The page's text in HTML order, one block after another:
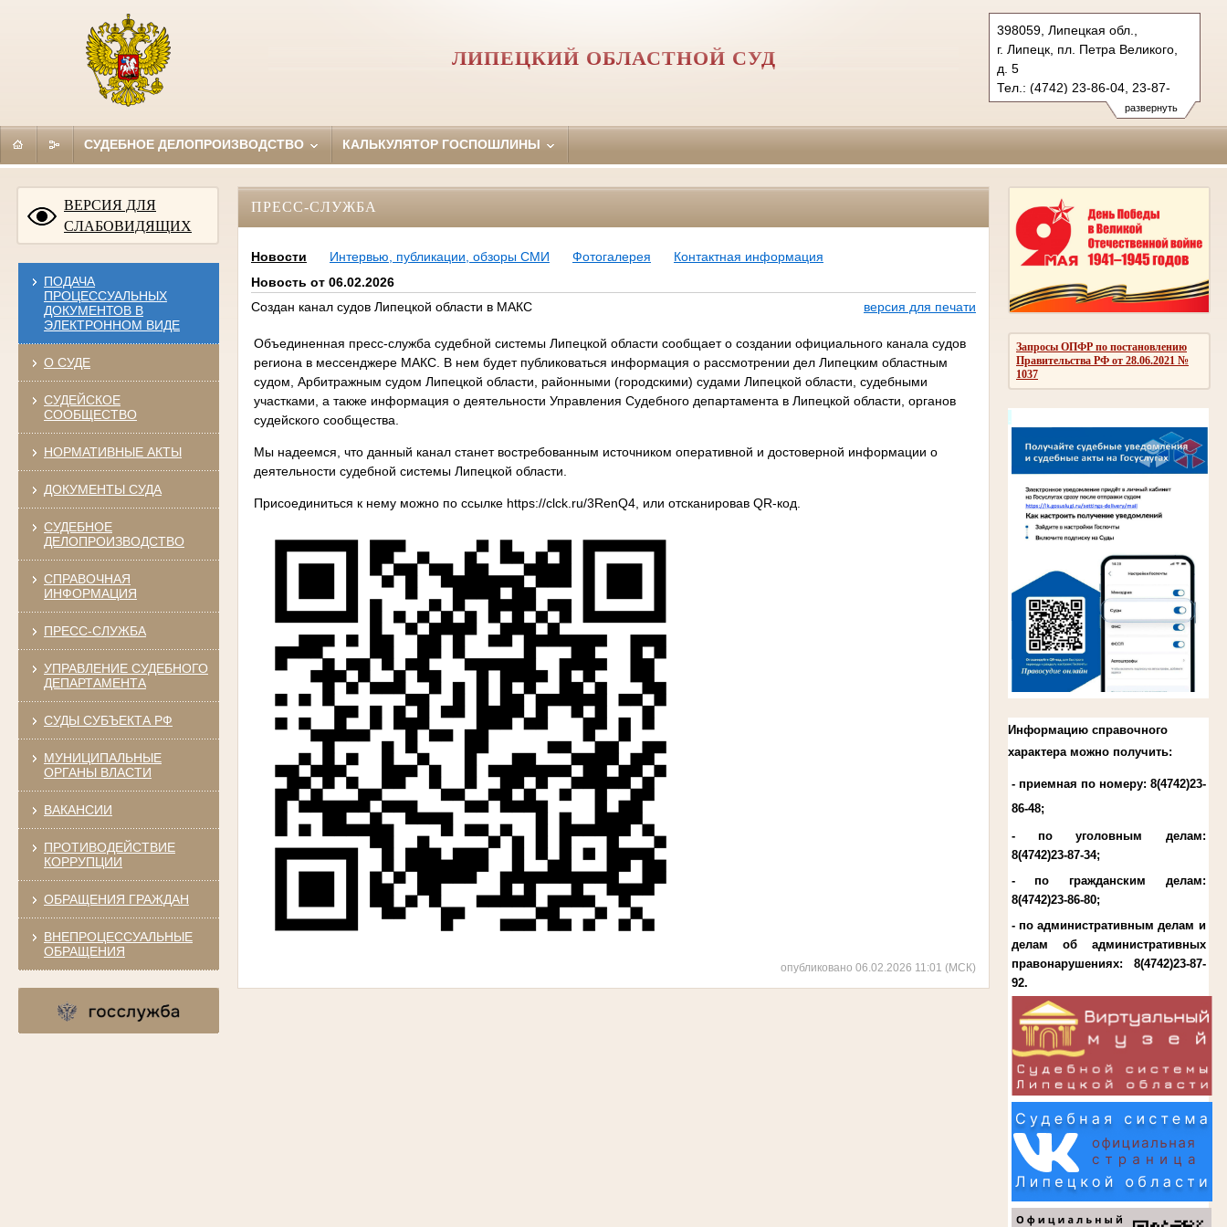
развернуть
398059, Липецкая обл.,
г. Липецк, пл. Петра Великого,
д. 5
Тел.: (4742) 23-86-04, 23-87-
21 (ф.)
oblsud.lpk@sudrf.ru
ЛИПЕЦКИЙ ОБЛАСТНОЙ СУД
СУДЕБНОЕ ДЕЛОПРОИЗВОДСТВО КАЛЬКУЛЯТОР ГОСПОШЛИНЫ
ВЕРСИЯ ДЛЯ
СЛАБОВИДЯЩИХ
ПОДАЧА
ПРОЦЕССУАЛЬНЫХ
ДОКУМЕНТОВ В
ЭЛЕКТРОННОМ ВИДЕ
О СУДЕ
СУДЕЙСКОЕ
СООБЩЕСТВО
НОРМАТИВНЫЕ АКТЫ
ДОКУМЕНТЫ СУДА
СУДЕБНОЕ
ДЕЛОПРОИЗВОДСТВО
СПРАВОЧНАЯ
ИНФОРМАЦИЯ
ПРЕСС-СЛУЖБА
УПРАВЛЕНИЕ СУДЕБНОГО
ДЕПАРТАМЕНТА
СУДЫ СУБЪЕКТА РФ
МУНИЦИПАЛЬНЫЕ
ОРГАНЫ ВЛАСТИ
ВАКАНСИИ
ПРОТИВОДЕЙСТВИЕ
КОРРУПЦИИ
ОБРАЩЕНИЯ ГРАЖДАН
ВНЕПРОЦЕССУАЛЬНЫЕ
ОБРАЩЕНИЯ
Запросы ОПФР по постановлению
Правительства РФ от 28.06.2021 №
1037
Информацию справочного
характера можно получить:
- приемная по номеру: 8(4742)23-
86-48;
- по уголовным делам:
8(4742)23-87-34;
- по гражданским делам:
8(4742)23-86-80;
- по административным делам и
делам об административных
правонарушениях: 8(4742)23-87-
92.
ПРЕСС-СЛУЖБА
Новости Интервью, публикации, обзоры СМИ Фотогалерея
Контактная информация
Новость от 06.02.2026
Создан канал судов Липецкой области в МАКС
версия для печати
Объединенная пресс-служба судебной системы Липецкой области сообщает о создании официального канала судов
региона в мессенджере МАКС. В нем будет публиковаться информация о рассмотрении дел Липецким областным
судом, Арбитражным судом Липецкой области, районными (городскими) судами Липецкой области, судебными
участками, а также информация о деятельности Управления Судебного департамента в Липецкой области, органов
судейского сообщества.
Мы надеемся, что данный канал станет востребованным источником оперативной и достоверной информации о
деятельности судебной системы Липецкой области.
Присоединиться к нему можно по ссылке https://clck.ru/3RenQ4, или отсканировавQR-код.
опубликовано 06.02.2026 11:01 (МСК)